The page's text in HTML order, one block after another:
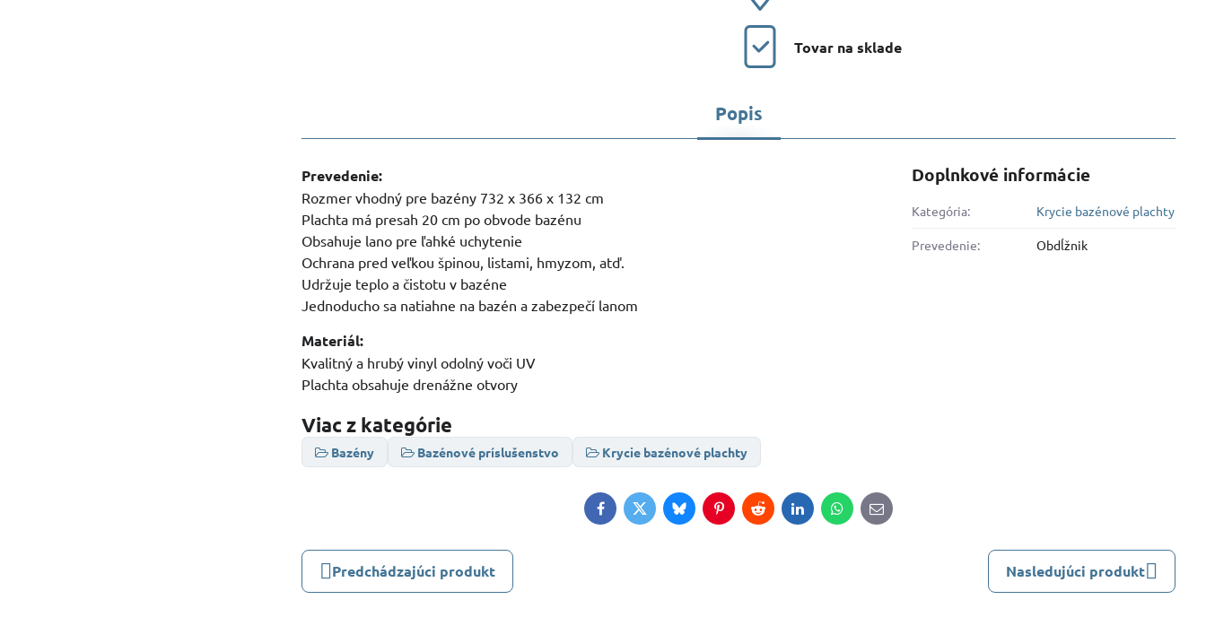
Tovar na sklade
Popis
Prevedenie:
Rozmer vhodný pre bazény 732 x 366 x 132 cm
Plachta má presah 20 cm po obvode bazénu
Obsahuje lano pre ľahké uchytenie
Ochrana pred veľkou špinou, listami, hmyzom, atď.
Udržuje teplo a čistotu v bazéne
Jednoducho sa natiahne na bazén a zabezpečí lanom
Materiál:
Kvalitný a hrubý vinyl odolný voči UV
Plachta obsahuje drenážne otvory
Viac z kategórie
Bazény Bazénové príslušenstvo Krycie bazénové plachty
Doplnkové informácie
Kategória: Krycie bazénové plachty
Prevedenie: Obdĺžnik
FacebookTwitterBlueskyPinterestRedditLinkedInWhatsApp
E-
mail
Predchádzajúci produkt Nasledujúci produkt